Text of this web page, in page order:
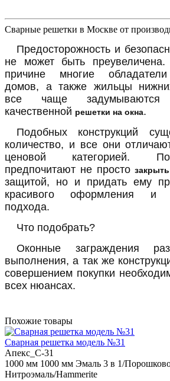
Сварные решетки в Москве от
Предосторожность и
не может быть
причине многие
домов, а также жильцы
все чаще задумываются
качественной решетки на окна.
Подобных конструкций
количество, и все они
ценовой категорией.
предпочитают не просто
защитой, но и придать ему
красивого оформления и
подхода.
Что подобрать?
Оконные заграждения
выполнения, а так же
совершением покупки
всех нюансах.
Похожие товары
Сварная решетка модель №31
Апекс_С-31
1000 мм 1000 мм Эмаль 3 в 1/
Нитроэмаль/Hammerite